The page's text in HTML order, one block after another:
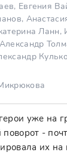
Евгения
Ланн,
уже на
-
их на